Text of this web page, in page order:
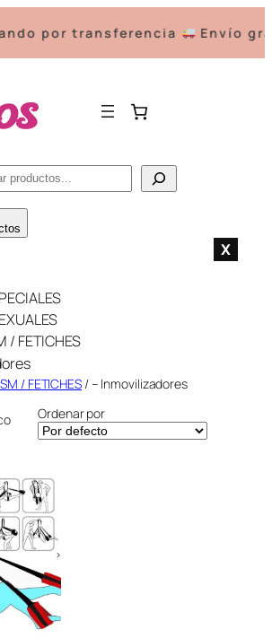
por transferencia Envío
X
/ FETICHES
/ FETICHES/ – Inmovilizadores
Ordenar por